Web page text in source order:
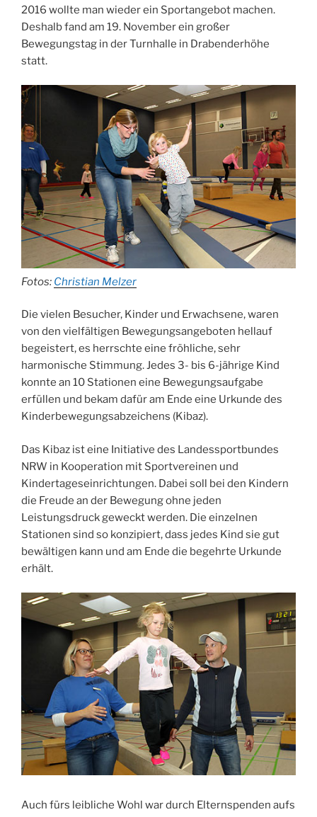
2016 wollte man wieder ein Sportangebot machen.
Deshalb fand am 19. November ein großer
Bewegungstag in der Turnhalle in Drabenderhöhe
statt.
Fotos: Christian Melzer
Die vielen Besucher, Kinder und Erwachsene, waren
von den vielfältigen Bewegungsangeboten hellauf
begeistert, es herrschte eine fröhliche, sehr
harmonische Stimmung. Jedes 3- bis 6-jährige Kind
konnte an 10 Stationen eine Bewegungsaufgabe
erfüllen und bekam dafür am Ende eine Urkunde des
Kinderbewegungsabzeichens (Kibaz).
Das Kibaz ist eine Initiative des Landessportbundes
NRW in Kooperation mit Sportvereinen und
Kindertageseinrichtungen. Dabei soll bei den Kindern
die Freude an der Bewegung ohne jeden
Leistungsdruck geweckt werden. Die einzelnen
Stationen sind so konzipiert, dass jedes Kind sie gut
bewältigen kann und am Ende die begehrte Urkunde
erhält.
Auch fürs leibliche Wohl war durch Elternspenden aufs